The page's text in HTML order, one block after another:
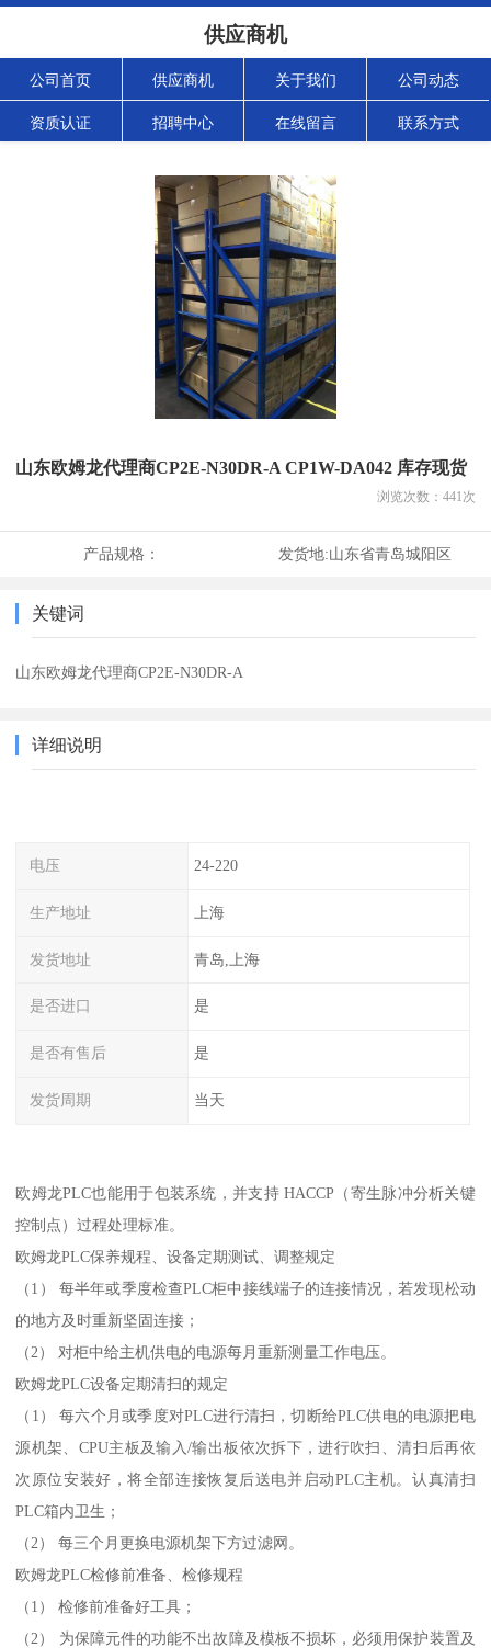
供应商机
公司首页 供应商机 关于我们 公司动态
资质认证 招聘中心 在线留言 联系方式
山东欧姆龙代理商CP2E-N30DR-A CP1W-DA042 库存现货
浏览次数： 441次
产品规格： 发货地:山东省青岛城阳区
关键词
山东欧姆龙代理商CP2E-N30DR-A
详细说明
电压 24-220
生产地址 上海
发货地址 青岛,上海
是否进口 是
是否有售后 是
发货周期 当天
欧姆龙PLC也能用于包装系统，并支持 HACCP（寄生脉冲分析关键
控制点）过程处理标准。
欧姆龙PLC保养规程、设备定期测试、调整规定
（1） 每半年或季度检查PLC柜中接线端子的连接情况，若发现松动
的地方及时重新坚固连接；
（2） 对柜中给主机供电的电源每月重新测量工作电压。
欧姆龙PLC设备定期清扫的规定
（1） 每六个月或季度对PLC进行清扫，切断给PLC供电的电源把电
源机架、CPU主板及输入/输出板依次拆下，进行吹扫、清扫后再依
次原位安装好，将全部连接恢复后送电并启动PLC主机。认真清扫
PLC箱内卫生；
（2） 每三个月更换电源机架下方过滤网。
欧姆龙PLC检修前准备、检修规程
（1） 检修前准备好工具；
（2） 为保障元件的功能不出故障及模板不损坏，必须用保护装置及